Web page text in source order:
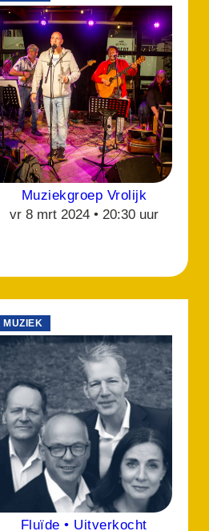
Muziekgroep Vrolijk
vr 8 mrt 2024 • 20:30 uur
MUZIEK
Fluïde • Uitverkocht